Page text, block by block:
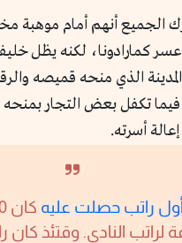
الجميع أنهم أمام موهبة
كمارادونا، لكنه يظل
فيما تكفل بعض التجار بمنحه
أسرته.
أول راتب حصلت عليه
لراتب النادي. وقتئذ كان